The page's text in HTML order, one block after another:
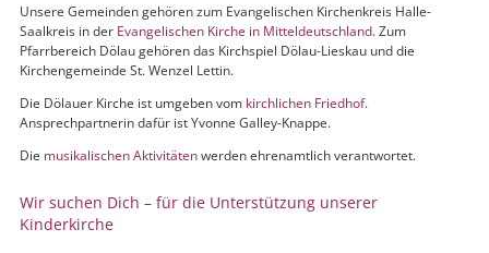
Unsere Gemeinden gehören zum Evangelischen Kirchenkreis Halle-
Saalkreis in der Evangelischen Kirche in Mitteldeutschland.Zum
Pfarrbereich Dölau gehören das Kirchspiel Dölau-Lieskau und die
Kirchengemeinde St. Wenzel Lettin.
Die Dölauer Kirche ist umgeben vom kirchlichen Friedhof.
Ansprechpartnerin dafür ist Yvonne Galley-Knappe.
Die musikalischen Aktivitätenwerden ehrenamtlich verantwortet.
Wir suchen Dich – für die Unterstützung unserer
Kinderkirche